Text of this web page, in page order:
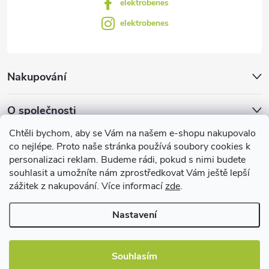
Chtěli bychom, aby se Vám na našem e-shopu nakupovalo
co nejlépe. Proto naše stránka používá soubory cookies k
personalizaci reklam. Budeme rádi, pokud s nimi budete
souhlasit a umožníte nám zprostředkovat Vám ještě lepší
zážitek z nakupování. Více informacízde.
Nastavení
Souhlasím
u
Nakupování
O společnosti
Facebook
elektrobenes
elektrobenes
Užitečné informace